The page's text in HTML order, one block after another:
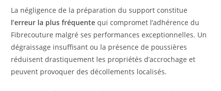
La négligence de la préparation du support constitue
l’erreur la plus fréquente qui compromet l’adhérence du
Fibrecouture malgré ses performances exceptionnelles. Un
dégraissage insuffisant ou la présence de poussières
réduisent drastiquement les propriétés d’accrochage et
peuvent provoquer des décollements localisés.